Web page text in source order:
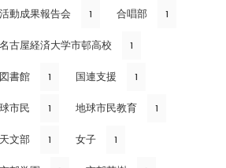
動成果報告会 1 合唱部 1
名古屋経済大学市邨高校 1
図書館 1 国連支援 1
市民 1 地球市民教育 1
天文部 1 女子 1